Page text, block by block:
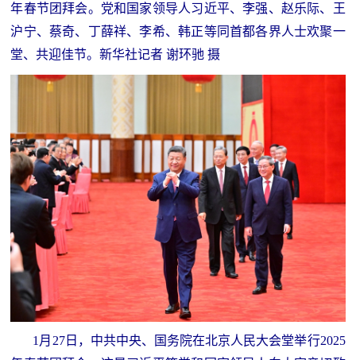
采
人
服
务
军
人
服
文
化
国
文
化
国
防
色
文
年春节团拜会。党和国家领导人习近平、李强、赵乐际、王
沪宁、蔡奇、丁薛祥、李希、韩正等同首都各界人士欢聚一
堂、共迎佳节。新华社记者 谢环驰 摄
1月27日，中共中央、国务院在北京人民大会堂举行2025